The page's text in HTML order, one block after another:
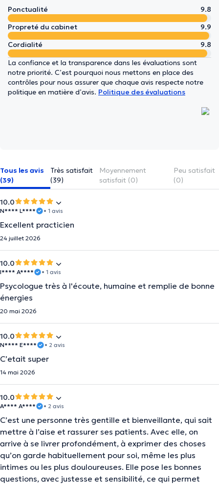
Ponctualité
9.8
Propreté du cabinet
9.9
Cordialité
9.8
La confiance et la transparence dans les évaluations sont
notre priorité. C’est pourquoi nous mettons en place des
contrôles pour nous assurer que chaque avis respecte notre
politique en matière d’avis. Politique des évaluations
Tous les avis
(39)
Très satisfait
(39)
Moyennement
satisfait (0)
Peu satisfait
(0)
10.0
N**** L**** • 1 avis
Excellent practicien
24 juillet 2026
10.0
I**** A**** • 1 avis
Psycologue très à l'écoute, humaine et remplie de bonne
énergies
20 mai 2026
10.0
N**** E**** • 2 avis
C’etait super
14 mai 2026
10.0
A**** A**** • 2 avis
C’est une personne très gentille et bienveillante, qui sait
mettre à l’aise et rassurer ses patients. Avec elle, on
arrive à se livrer profondément, à exprimer des choses
qu’on garde habituellement pour soi, même les plus
intimes ou les plus douloureuses. Elle pose les bonnes
questions, avec justesse et sensibilité, ce qui permet